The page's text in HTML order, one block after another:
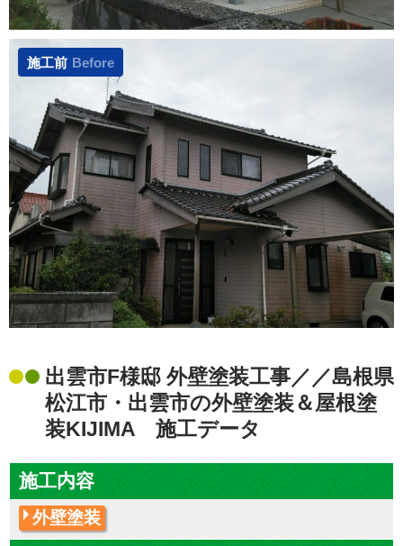
施工前 Before
出雲市F様邸 外壁塗装工事／／島根県
松江市・出雲市の外壁塗装＆屋根塗
装KIJIMA 施工データ
施工内容
外壁塗装